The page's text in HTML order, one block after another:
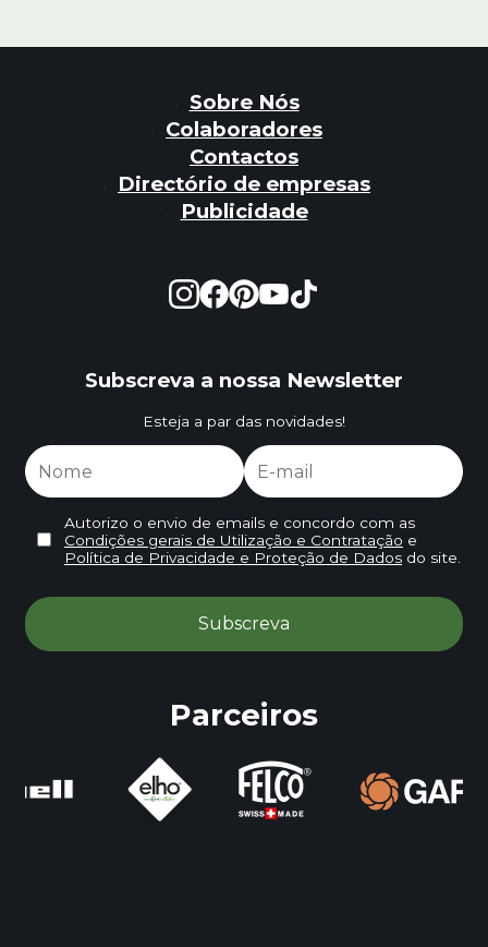
Sobre Nós
Colaboradores
Contactos
Directório de empresas
Publicidade
Subscreva a nossa Newsletter
Esteja a par das novidades!
Autorizo o envio de emails e concordo com as
Condições gerais de Utilização e Contratação e
Política de Privacidade e Proteção de Dadosdo site.
Parceiros